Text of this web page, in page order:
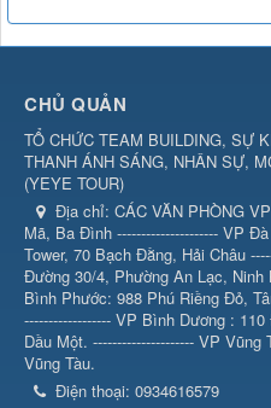
CHỦ QUẢN
TỔ CHỨC TEAM BUILDING, SỰ
THANH ÁNH SÁNG, NHÂN SỰ,
(YEYE TOUR)
Địa chỉ: CÁC VĂN PHÒNG
Mã, Ba Đình --------------------- VP
Tower, 70 Bạch Đằng, Hải Châu
Đường 30/4, Phường An Lạc, Ninh
Bình Phước: 988 Phú Riềng Đỏ,
------------------ VP Bình Dương :
Dầu Một. --------------------- VP
Vũng Tàu.
Điện thoại: 0934616579